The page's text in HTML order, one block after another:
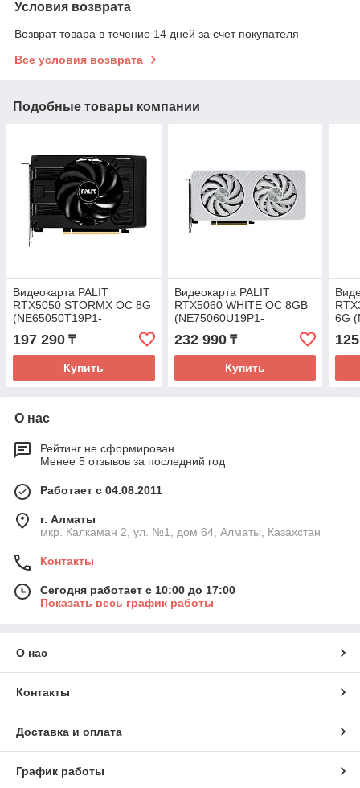
Условия возврата
Возврат товара в течение 14 дней за счет покупателя
Все условия возврата
Подобные товары компании
Видеокарта PALIT
RTX5050 STORMX OC 8G
(NE65050T19P1-
197 290 ₸
Купить
Видеокарта PALIT
RTX5060 WHITE OC 8GB
(NE75060U19P1-
232 990₸
Купить
6G
О нас
Рейтинг не сформирован
Менее 5 отзывов за последний год
Работает с 04.08.2011
г. Алматы
мкр. Калкаман 2, ул. №1, дом 64, Алматы, Казахстан
Контакты
Сегодня работает с 10:00 до 17:00
Показать весь график работы
О нас
Контакты
Доставка и оплата
График работы